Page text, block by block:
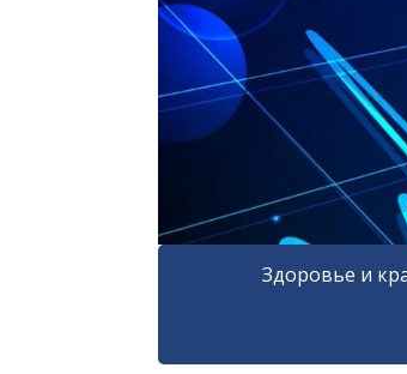
Здоровье и